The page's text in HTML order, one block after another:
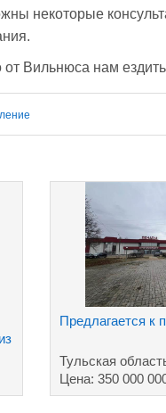
от Вильнюса нам ездить
Предлагается к
Тульская
Цена: 350 000